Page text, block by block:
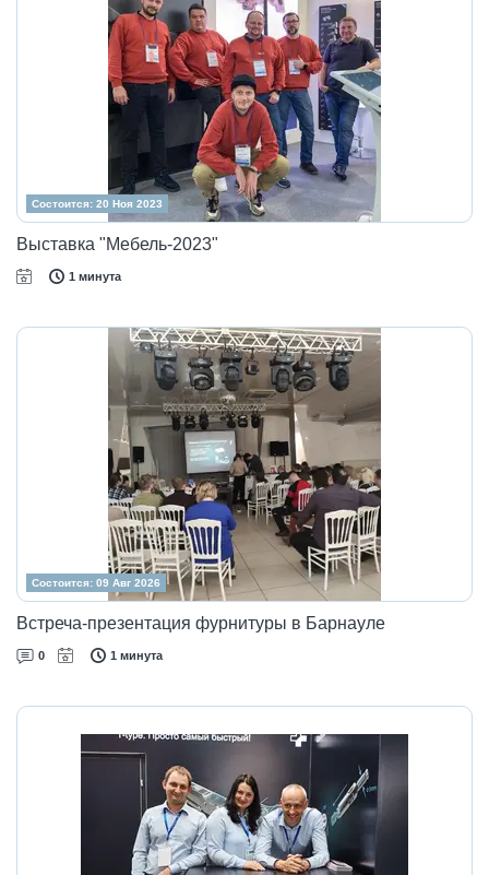
Состоится: 20 Ноя 2023
Выставка "Мебель-2023"
1 минута
Состоится: 09 Авг 2026
Встреча-презентация фурнитуры в Барнауле
0 1 минута